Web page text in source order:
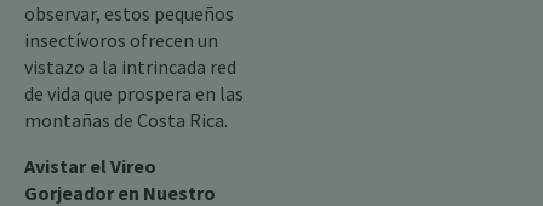
observar, estos pequeños
insectívoros ofrecen un
vistazo a la intrincada red
de vida que prospera en las
montañas de Costa Rica.
Avistar el Vireo
Gorjeador en Nuestro